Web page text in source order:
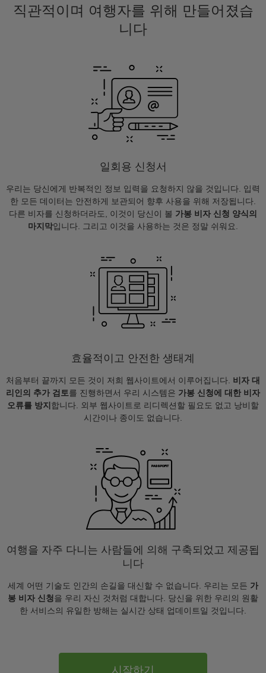
직관적이며 여행자를 위해 만들어졌습
니다
일회용 신청서
우리는 당신에게 반복적인 정보 입력을 요청하지 않을 것입니다. 입력
한 모든 데이터는 안전하게 보관되어 향후 사용을 위해 저장됩니다.
다른 비자를 신청하더라도, 이것이 당신이 볼 가봉 비자 신청 양식의
마지막입니다. 그리고 이것을 사용하는 것은 정말 쉬워요.
효율적이고 안전한 생태계
처음부터 끝까지 모든 것이 저희 웹사이트에서 이루어집니다. 비자 대
리인의 추가 검토를 진행하면서 우리 시스템은 가봉 신청에 대한 비자
오류를 방지 합니다. 외부 웹사이트로 리디렉션할 필요도 없고 낭비할
시간이나 종이도 없습니다.
여행을 자주 다니는 사람들에 의해 구축되었고 제공됩
니다
세계 어떤 기술도 인간의 손길을 대신할 수 없습니다. 우리는 모든 가
봉 비자 신청을 우리 자신 것처럼 대합니다. 당신을 위한 우리의 원활
한 서비스의 유일한 방해는 실시간 상태 업데이트일 것입니다.
시작하기